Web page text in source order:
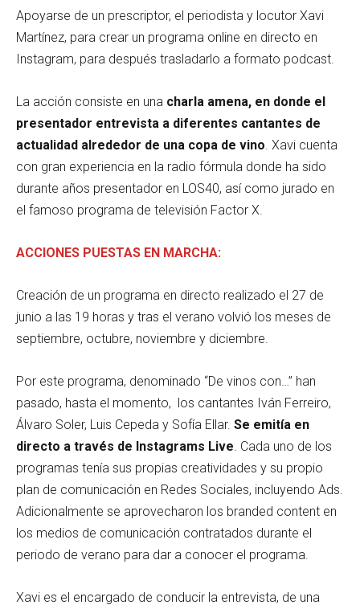
Apoyarse de un prescriptor, el periodista y locutor Xavi
Martínez, para crear un programa online en directo en
Instagram, para después trasladarlo a formato podcast.
La acción consiste en una charla amena, en donde el
presentador entrevista a diferentes cantantes de
actualidad alrededor de una copa de vino . Xavi cuenta
con gran experiencia en la radio fórmula donde ha sido
durante años presentador en LOS40, así como jurado en
el famoso programa de televisión Factor X.
ACCIONES PUESTAS EN MARCHA:
Creación de un programa en directo realizado el 27 de
junio a las 19 horas y tras el verano volvió los meses de
septiembre, octubre, noviembre y diciembre.
Por este programa, denominado “De vinos con…” han
pasado, hasta el momento, los cantantes Iván Ferreiro,
Álvaro Soler, Luis Cepeda y Sofía Ellar. Se emitía en
directo a través de Instagrams Live . Cada uno de los
programas tenía sus propias creatividades y su propio
plan de comunicación en Redes Sociales, incluyendo Ads.
Adicionalmente se aprovecharon los branded content en
los medios de comunicación contratados durante el
periodo de verano para dar a conocer el programa.
Xavi es el encargado de conducir la entrevista, de una